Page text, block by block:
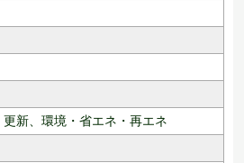
新、 環境・省エネ・再エネ